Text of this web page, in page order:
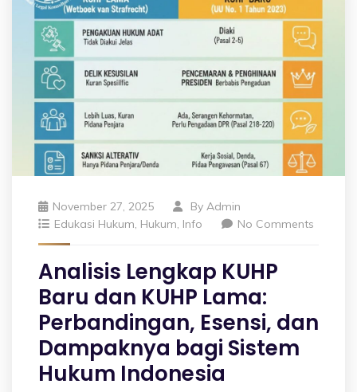
November 27, 2025 By Admin
Edukasi Hukum, Hukum, Info No Comments
Analisis Lengkap KUHP
Baru dan KUHP Lama:
Perbandingan, Esensi, dan
Dampaknya bagi Sistem
Hukum Indonesia